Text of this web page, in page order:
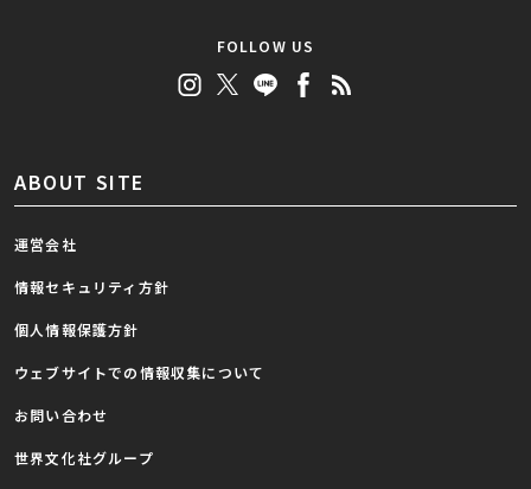
FOLLOW US
ABOUT SITE
運営会社
情報セキュリティ方針
個人情報保護方針
ウェブサイトでの情報収集について
お問い合わせ
世界文化社グループ